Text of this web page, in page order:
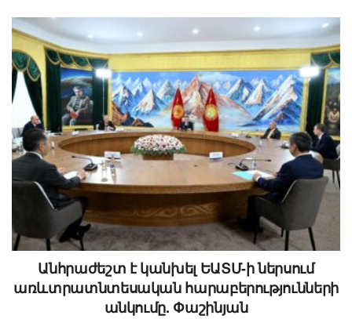
Անհրաժեշտ է կանխել ԵԱՏՄ-ի ներսում
առևտրատնտեսական հարաբերությունների
անկումը. Փաշինյան